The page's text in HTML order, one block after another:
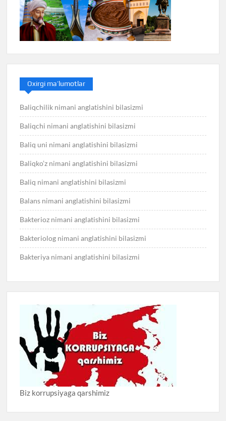
Oxirgi ma’lumotlar
Baliqchilik nimani anglatishini bilasizmi
Baliqchi nimani anglatishini bilasizmi
Baliq uni nimani anglatishini bilasizmi
Baliqko’z nimani anglatishini bilasizmi
Baliq nimani anglatishini bilasizmi
Balans nimani anglatishini bilasizmi
Bakterioz nimani anglatishini bilasizmi
Bakteriolog nimani anglatishini bilasizmi
Bakteriya nimani anglatishini bilasizmi
Biz korrupsiyaga qarshimiz